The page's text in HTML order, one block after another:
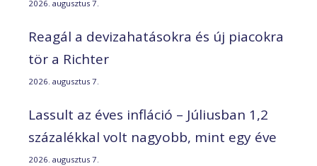
2026. augusztus 7.
Reagál a devizahatásokra és új piacokra
tör a Richter
2026. augusztus 7.
Lassult az éves infláció – Júliusban 1,2
százalékkal volt nagyobb, mint egy éve
2026. augusztus 7.